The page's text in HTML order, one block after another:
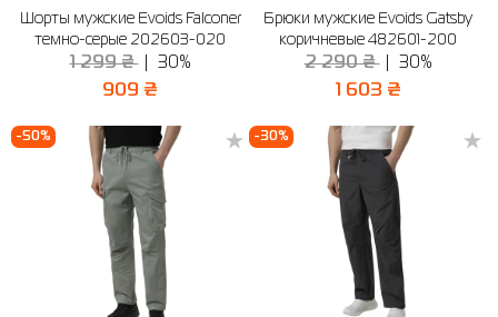
Рубашки
Толстовки
Фитнес и йога
Шарфы
Skechers
The North Face
Under Armour
Полуботинки
Бренды
Шорты мужские Evoids Falconer
темно-серые 202603-020
1 299 ₴ 30%
909 ₴
Брюки мужские Evoids Gatsby
коричневые 482601-200
2 290 ₴ 30%
1 603 ₴
-50% -30%